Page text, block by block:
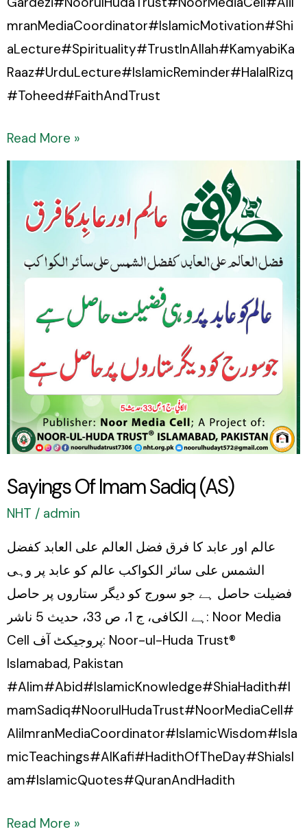
mranMediaCoordinator#IslamicMotivation#Shi
aLecture#Spirituality#TrustInAllah#KamyabiKa
Raaz#UrduLecture#IslamicReminder#HalalRizq
#Toheed#FaithAndTrust
Read More »
Sayings Of Imam Sadiq (AS)
NHT / admin
عالم اور عابد کا فرق فضل العالم علی العابد کفضل
الشمس علی سائر الکواکب عالم کو عابد پر وہی
فضیلت حاصل ہے جو سورج کو دیگر ستاروں پر حاصل
ہے الکافی، ج 1، ص 33، حدیث 5 ناشر: Noor Media
Cell پروجیکٹ آف: Noor-ul-Huda Trust®
Islamabad, Pakistan
#Alim#Abid#IslamicKnowledge#ShiaHadith#I
mamSadiq#NoorulHudaTrust#NoorMediaCell#
AliImranMediaCoordinator#IslamicWisdom#Isla
micTeachings#AlKafi#HadithOfTheDay#ShiaIsl
am#IslamicQuotes#QuranAndHadith
Sayings
Imam
(AS)
Read More »